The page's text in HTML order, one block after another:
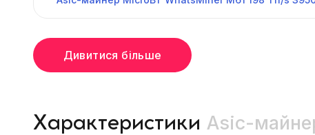
Дивитися більше
Характеристики Asic-